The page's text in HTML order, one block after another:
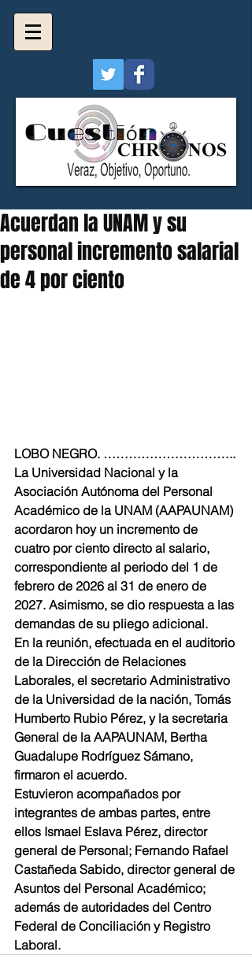
Acuerdan la UNAM y su
personal incremento salarial
de 4 por ciento
LOBO NEGRO. …………………………..
La Universidad Nacional y la
Asociación Autónoma del Personal
Académico de la UNAM (AAPAUNAM)
acordaron hoy un incremento de
cuatro por ciento directo al salario,
correspondiente al periodo del 1 de
febrero de 2026 al 31 de enero de
2027. Asimismo, se dio respuesta a las
demandas de su pliego adicional.
En la reunión, efectuada en el auditorio
de la Dirección de Relaciones
Laborales, el secretario Administrativo
de la Universidad de la nación, Tomás
Humberto Rubio Pérez, y la secretaria
General de la AAPAUNAM, Bertha
Guadalupe Rodríguez Sámano,
firmaron el acuerdo.
Estuvieron acompañados por
integrantes de ambas partes, entre
ellos Ismael Eslava Pérez, director
general de Personal; Fernando Rafael
Castañeda Sabido, director general de
Asuntos del Personal Académico;
además de autoridades del Centro
Federal de Conciliación y Registro
Laboral.